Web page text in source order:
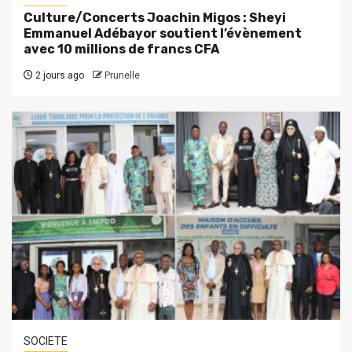
Culture/Concerts Joachin Migos : Sheyi
Emmanuel Adébayor soutient l’évènement
avec 10 millions de francs CFA
2 jours ago Prunelle
SOCIETE